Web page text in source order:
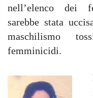
nell’elenco dei
sarebbe stata
maschilismo
femminicidi.